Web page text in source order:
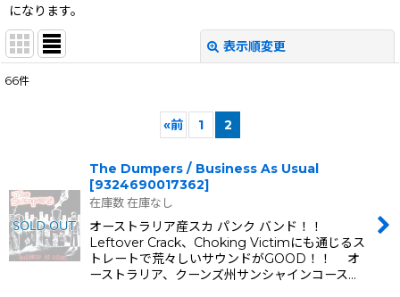
になります。
表示順変更
絞り込む
66件
«前 1 2
The Dumpers / Business As Usual
[9324690017362]
在庫数 在庫なし
オーストラリア産スカ パンク バンド！！
Leftover Crack、Choking Victimにも通じるス
トレートで荒々しいサウンドがGOOD！！ オ
ーストラリア、クーンズ州サンシャインコース…